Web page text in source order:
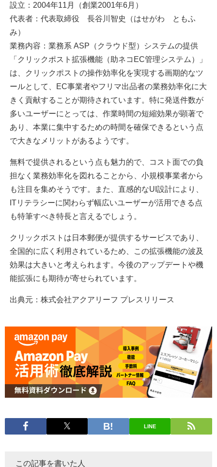
設立：2004年11月（創業2001年6月）
代表者：代表取締役 長谷川智史（はせがわ ともふ
み）
業務内容：業務系 ASP（クラウド型）システムの提供
「クリックポスト拡張機能（助ネコEC管理システム）」
は、クリックポストの操作効率化を実現する画期的なツ
ールとして、EC事業者やフリマ出品者の業務効率化に大
きく貢献することが期待されています。特に発送件数が
多いユーザーにとっては、作業時間の短縮効果が顕著で
あり、本業に集中するための時間を確保できるという点
で大きなメリットがあるようです。
無料で提供されるという点も魅力的で、コスト面での負
担なく業務効率化を図れることから、小規模事業者から
も注目を集めそうです。また、直感的なUI設計により、
ITリテラシーに関わらず幅広いユーザーが活用できる点
も特筆すべき特長と言えるでしょう。
クリックポストは日本郵便が提供するサービスであり、
全国的に広く利用されているため、この拡張機能の波及
効果は大きいと考えられます。今後のアップデートや機
能拡張にも期待が寄せられています。
出典元：株式会社アクアリーフ プレスリリース
LINE
この記事を書いた人